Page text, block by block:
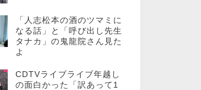
「人志松本の酒のツマミに
なる話」と「呼び出し先生
タナカ」の鬼龍院さん見た
よ
CDTVライブライブ年越し
の面白かった「訳あって1